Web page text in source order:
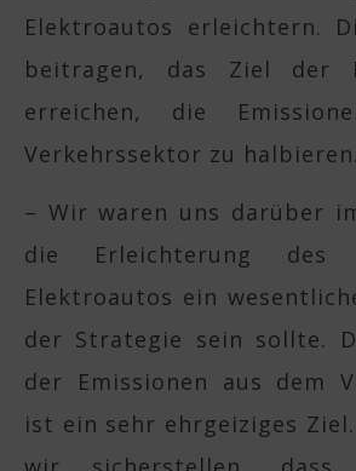
Elektroautos erleichtern.
beitragen, das Ziel der
erreichen, die
Verkehrssektor zu halbieren.
– Wir waren uns darüber
die Erleichterung des
Elektroautos ein
der Strategie sein sollte.
der Emissionen aus dem
ist ein sehr ehrgeiziges